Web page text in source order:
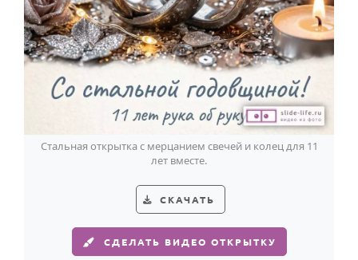
Стальная открытка с мерцанием свечей и колец для 11
лет вместе.
СКАЧАТЬ
СДЕЛАТЬ ВИДЕО ОТКРЫТКУ